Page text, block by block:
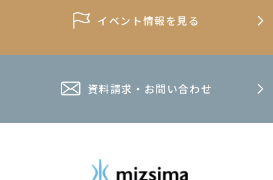
イベント情報を見る
資料請求・お問い合わせ